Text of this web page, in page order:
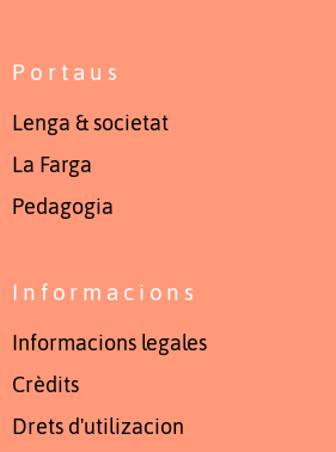
Portaus
Lenga & societat
La Farga
Pedagogia
Informacions
Informacions legales
Crèdits
Drets d'utilizacion